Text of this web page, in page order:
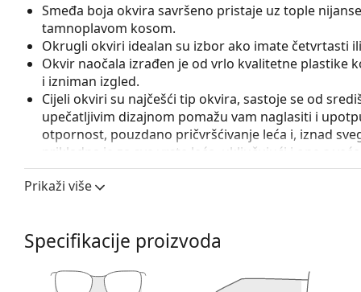
Smeđa boja okvira savršeno pristaje uz tople
tamnoplavom kosom.
Okrugli okviri idealan su izbor ako imate četvrtasti
Okvir naočala izrađen je od vrlo kvalitetne plastike
i izniman izgled.
Cijeli okviri su najčešći tip okvira, sastoje se od
upečatljivim dizajnom pomažu vam naglasiti i
otpornost, pouzdano pričvršćivanje leća i, iznad
prikladna je za sve vrste leća, uključujući i one s
Flexi šarka sa ugrađenom oprugom omogućava
stavljanje naočala. Okvir je zahvaljujući tome
Naočale isporučujemo s originalnom futrolom. Boja
Krpa koja se nalazi u pakiranju idealna je za
sadržavati tekstilnu vrećicu.
Prikaži više
Specifikacije proizvoda